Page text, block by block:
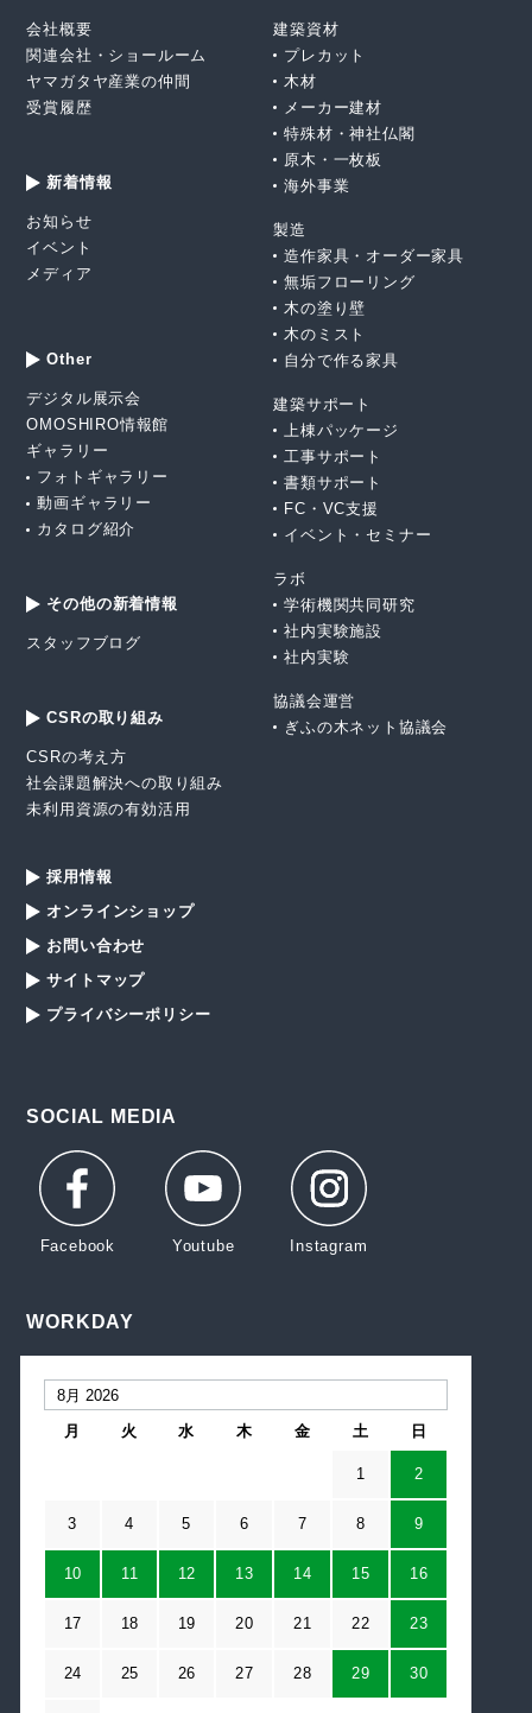
会社概要
関連会社・ショールーム
ヤマガタヤ産業の仲間
受賞履歴
新着情報
お知らせ
イベント
メディア
建築資材
プレカット
木材
メーカー建材
特殊材・神社仏閣
原木・一枚板
海外事業
製造
造作家具・オーダー家具
無垢フローリング
木の塗り壁
木のミスト
自分で作る家具
建築サポート
上棟パッケージ
工事サポート
書類サポート
FC・VC支援
イベント・セミナー
ラボ
学術機関共同研究
社内実験施設
社内実験
協議会運営
ぎふの木ネット協議会
Other
デジタル展示会
OMOSHIRO情報館
ギャラリー
フォトギャラリー
動画ギャラリー
カタログ紹介
その他の新着情報
スタッフブログ
CSRの取り組み
CSRの考え方
社会課題解決への取り組み
未利用資源の有効活用
採用情報
オンラインショップ
お問い合わせ
サイトマップ
プライバシーポリシー
SOCIAL MEDIA
WORKDAY
月 火 水 木 金 土 日
1 2
3 4 5 6 7 8 9
10 11 12 13 14 15 16
17 18 19 20 21 22 23
24 25 26 27 28 29 30